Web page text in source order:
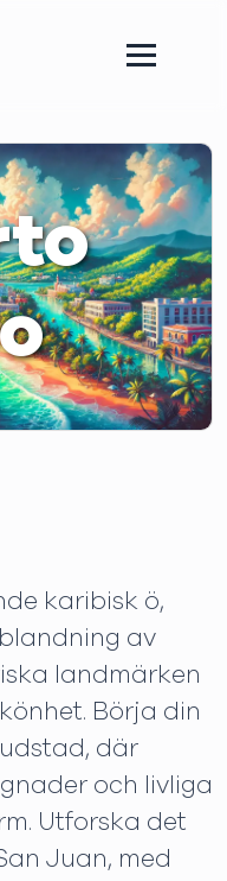
karibisk ö,
av
landmärken
Börja din
där
och livliga
Utforska det
Juan, med